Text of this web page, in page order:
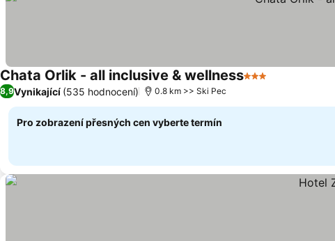
Chata Orlik - all inclusive & wellness3 Počet hvězdiček
8,9Vynikající (535 hodnocení) 0.8 km >> Ski Pec
Pro zobrazení přesných cen vyberte termín